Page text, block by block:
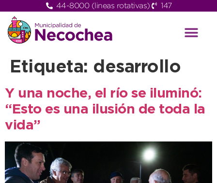
44-8000 (lineas rotativas) 147
Etiqueta: desarrollo
Y una noche, el río se iluminó:
“Esto es una ilusión de toda la
vida”